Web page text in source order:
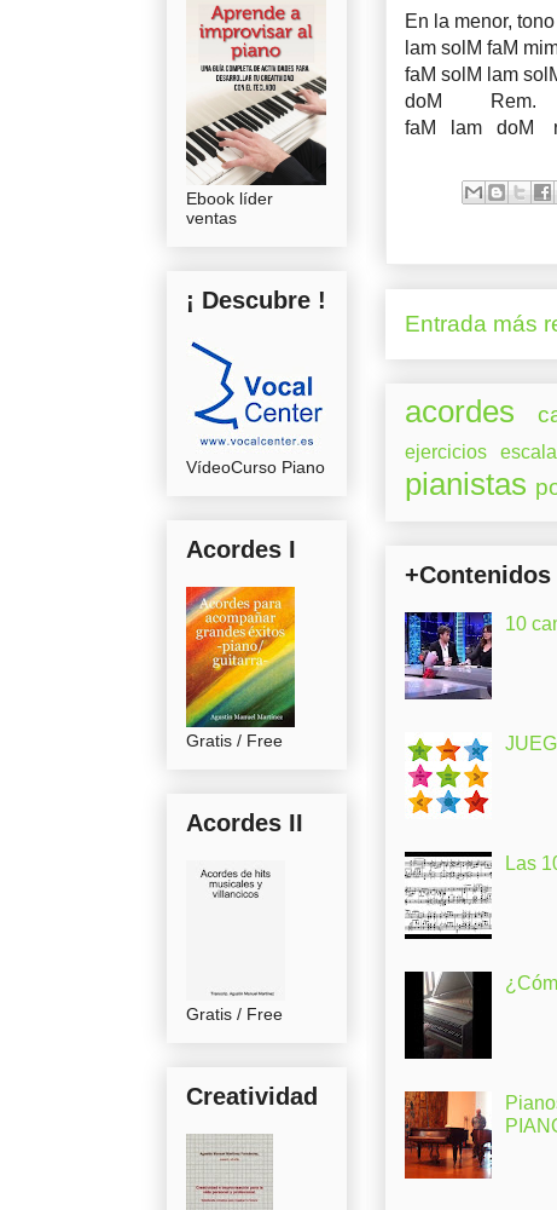
En la menor,
lam solM faM
faM solM lam
doM Rem.
faM lam doM
Entrada más
acordes
ejercicios
pianistas
+Contenidos
10
Las
Ebook líder
ventas
¡ Descubre !
VídeoCurso Piano
Acordes I
Gratis / Free
Acordes II
Gratis / Free
Creatividad